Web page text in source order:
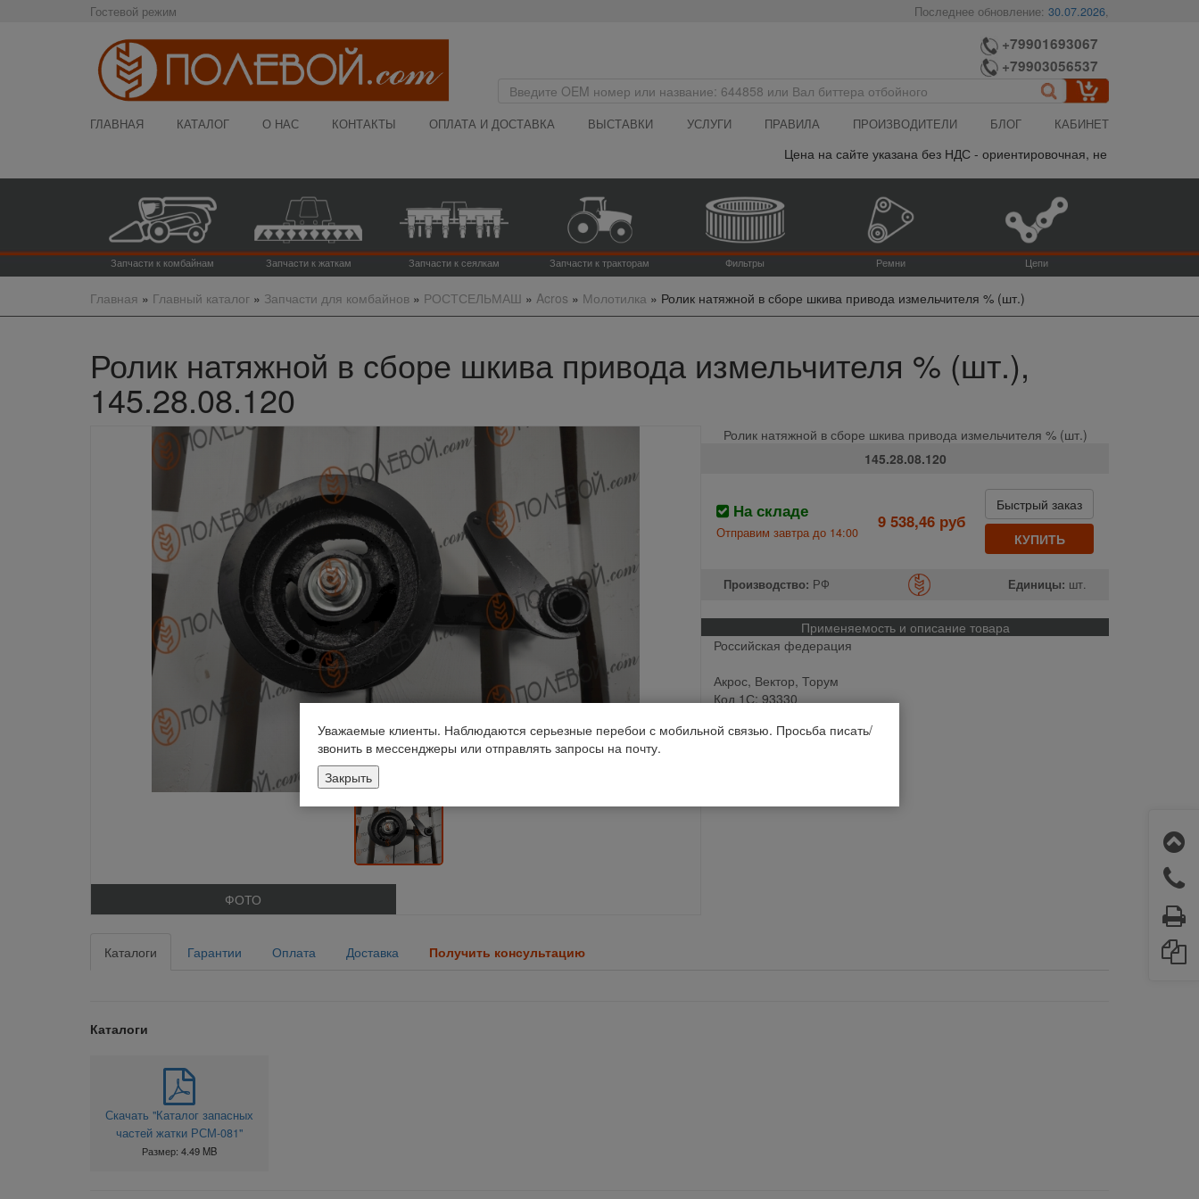
Гостевой режим Последнее обновление:30.07.2026,
+79901693067
+79903056537
ГЛАВНАЯ КАТАЛОГ О НАС КОНТАКТЫ ОПЛАТА И ДОСТАВКА ВЫСТАВКИ УСЛУГИ ПРАВИЛА ПРОИЗВОДИТЕЛИ БЛОГ КАБИНЕТ
Цена на сайте указана без НДС - ориентировочная, не является
Запчасти к комбайнам Запчасти к жаткам Запчасти к сеялкам Запчасти к тракторам Фильтры Ремни Цепи
Главная » Главный каталог» Запчасти для комбайнов» РОСТСЕЛЬМАШ » Acros » Молотилка» Ролик натяжной в сборе шкива привода измельчителя % (шт.)
Ролик натяжной в сборе шкива привода измельчителя % (шт.),
145.28.08.120
ФОТО
Ролик натяжной в сборе шкива привода измельчителя % (шт.)
145.28.08.120
На складе
Отправим завтра до 14:00
9 538,46 руб
Быстрый заказ
КУПИТЬ
Производство: РФ Единицы: шт.
Применяемость и описание товара
Российская федерация
Акрос, Вектор, Торум
Код 1С: 93330
Каталоги Гарантии Оплата Доставка Получить консультацию
Каталоги
Скачать "Каталог запасных
частей жатки РСМ-081"
Размер: 4.49 MB
Уважаемые клиенты. Наблюдаются серьезные перебои с мобильной связью. Просьба писать/
звонить в мессенджеры или отправлять запросы на почту.
Закрыть